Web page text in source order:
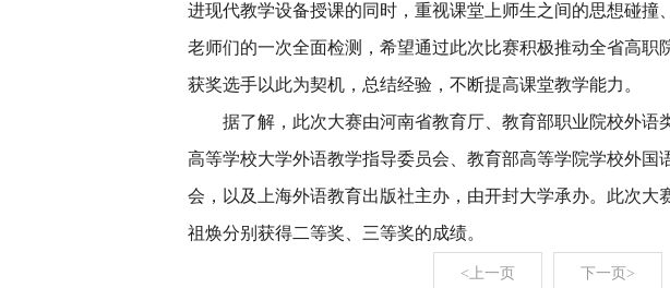
进现代教学设备授课的同时，重视课堂上师生之间的思想碰撞
老师们的一次全面检测，希望通过此次比赛积极推动全省高职
获奖选手以此为契机，总结经验，不断提高课堂教学能力。
据了解，此次大赛由河南省教育厅、教育部职业院校外语
高等学校大学外语教学指导委员会、教育部高等学院学校外国
会，以及上海外语教育出版社主办，由开封大学承办。此次大
祖焕分别获得二等奖、三等奖的成绩。
<上一页 下一页>